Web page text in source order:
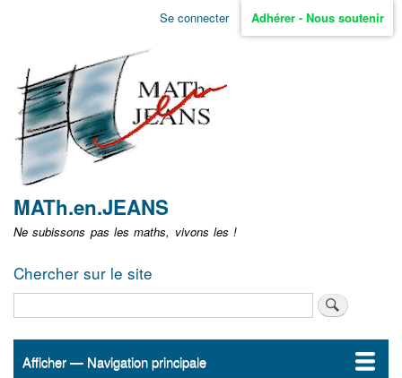
Aller
non
identifié
Se connecter Adhérer - Nous soutenir
MATh.en.JEANS
Ne subissons pas les maths, vivons les !
Chercher sur le site
Afficher — Navigation principale